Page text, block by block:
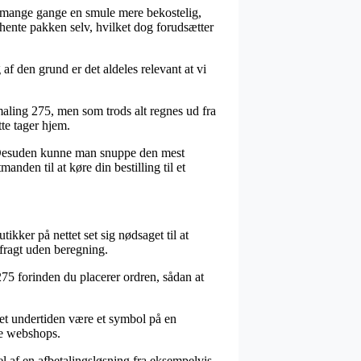
gange en smule mere bekostelig,
pakken selv, hvilket dog forudsætter
den grund er det aldeles relevant at vi
275, men som trods alt regnes ud fra
tager hjem.
kunne man snuppe den mest
til at køre din bestilling til et
på nettet set sig nødsaget til at
uden beregning.
forinden du placerer ordren, sådan at
undertiden være et symbol på en
webshops.